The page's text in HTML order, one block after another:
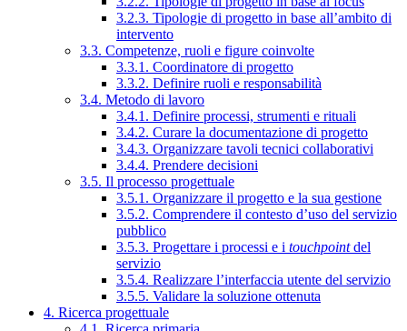
3.2.3. Tipologie di progetto in base all’ambito di
intervento
3.3. Competenze, ruoli e figure coinvolte
3.3.1. Coordinatore di progetto
3.3.2. Definire ruoli e responsabilità
3.4. Metodo di lavoro
3.4.1. Definire processi, strumenti e rituali
3.4.2. Curare la documentazione di progetto
3.4.3. Organizzare tavoli tecnici collaborativi
3.4.4. Prendere decisioni
3.5. Il processo progettuale
3.5.1. Organizzare il progetto e la sua gestione
3.5.2. Comprendere il contesto d’uso del servizio
pubblico
3.5.3. Progettare i processi e i touchpointdel
servizio
3.5.4. Realizzare l’interfaccia utente del servizio
3.5.5. Validare la soluzione ottenuta
4. Ricerca progettuale